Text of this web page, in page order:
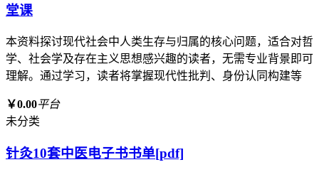
堂课
本资料探讨现代社会中人类生存与归属的核心问题，适合对哲
学、社会学及存在主义思想感兴趣的读者，无需专业背景即可
理解。通过学习，读者将掌握现代性批判、身份认同构建等
￥0.00平台
未分类
针灸10套中医电子书书单[pdf]